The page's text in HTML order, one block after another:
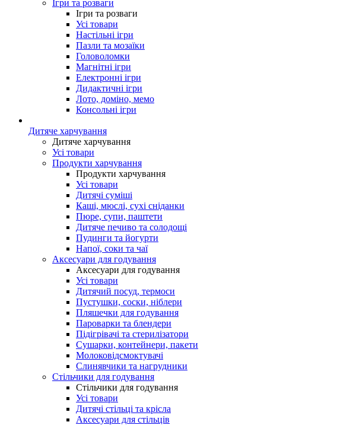
Ігри та розваги
Ігри та розваги
Усі товари
Настільні ігри
Пазли та мозаїки
Головоломки
Магнітні ігри
Електронні ігри
Дидактичні ігри
Лото, доміно, мемо
Консольні ігри
Дитяче харчування
Дитяче харчування
Усі товари
Продукти харчування
Продукти харчування
Усі товари
Дитячі суміші
Каші, мюслі, сухі сніданки
Пюре, супи, паштети
Дитяче печиво та солодощі
Пудинги та йогурти
Напої, соки та чаї
Аксесуари для годування
Аксесуари для годування
Усі товари
Дитячий посуд, термоси
Пустушки, соски, ніблери
Пляшечки для годування
Пароварки та блендери
Підігрівачі та стерилізатори
Сушарки, контейнери, пакети
Молоковідсмоктувачі
Слинявчики та нагрудники
Стільчики для годування
Стільчики для годування
Усі товари
Дитячі стільці та крісла
Аксесуари для стільців